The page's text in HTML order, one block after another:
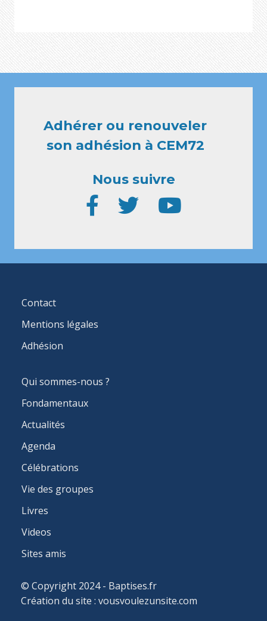
Adhérer ou renouveler
son adhésion à CEM72
Nous suivre
FOOTER
MENU
Contact
Mentions légales
Adhésion
MAIN
NAVIGATION
Qui sommes-nous ?
Fondamentaux
Actualités
Agenda
Célébrations
Vie des groupes
Livres
Videos
Sites amis
© Copyright 2024 - Baptises.fr
Création du site :vousvoulezunsite.com